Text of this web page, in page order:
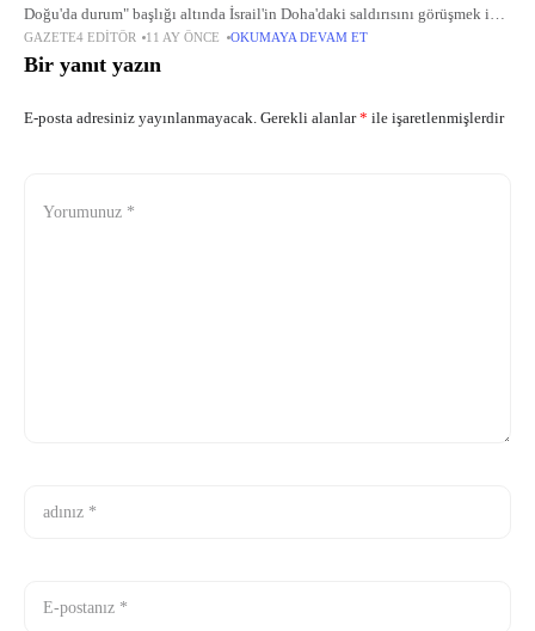
Doğu'da durum" başlığı altında İsrail'in Doha'daki saldırısını görüşmek için
toplanan BM Güvenlik Konseyi'nde İslam İşbirliği Teşkilatı (İİT) New York
Grubu Dönem
GAZETE4 EDITÖR 11 AY ÖNCE OKUMAYA DEVAM ET
Bir yanıt yazın
E-posta adresiniz yayınlanmayacak. Gerekli alanlar* ile işaretlenmişlerdir